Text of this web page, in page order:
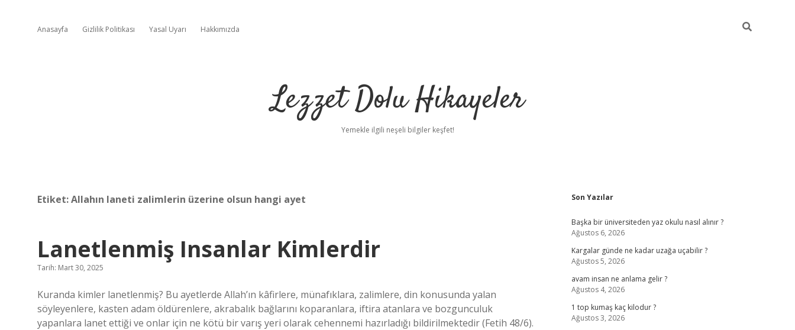
Anasayfa Gizlilik Politikası Yasal Uyarı Hakkımızda
Lezzet Dolu Hikayeler
Yemekle ilgili neşeli bilgiler keşfet!
Etiket:Allahın laneti zalimlerin üzerine olsun hangi ayet
Lanetlenmiş Insanlar Kimlerdir
Tarih: Mart 30, 2025
Kuranda kimler lanetlenmiş? Bu ayetlerde Allah’ın kâfirlere, münafıklara, zalimlere, din konusunda yalan
söyleyenlere, kasten adam öldürenlere, akrabalık bağlarını koparanlara, iftira atanlara ve bozgunculuk
yapanlara lanet ettiği ve onlar için ne kötü bir varış yeri olarak cehennemi hazırladığı bildirilmektedir (Fetih 48/6).
Sidebar
Son Yazılar
Başka bir üniversiteden yaz okulu nasıl alınır ?
Ağustos 6, 2026
Kargalar günde ne kadar uzağa uçabilir ?
Ağustos 5, 2026
avam insan ne anlama gelir ?
Ağustos 4, 2026
1 top kumaş kaç kilodur ?
Ağustos 3, 2026